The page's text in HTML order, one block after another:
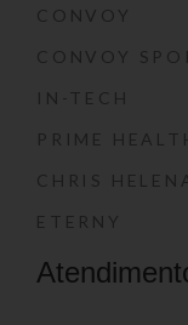
CONVOY
CONVOY
IN-TECH
PRIME
CHRIS
ETERNY